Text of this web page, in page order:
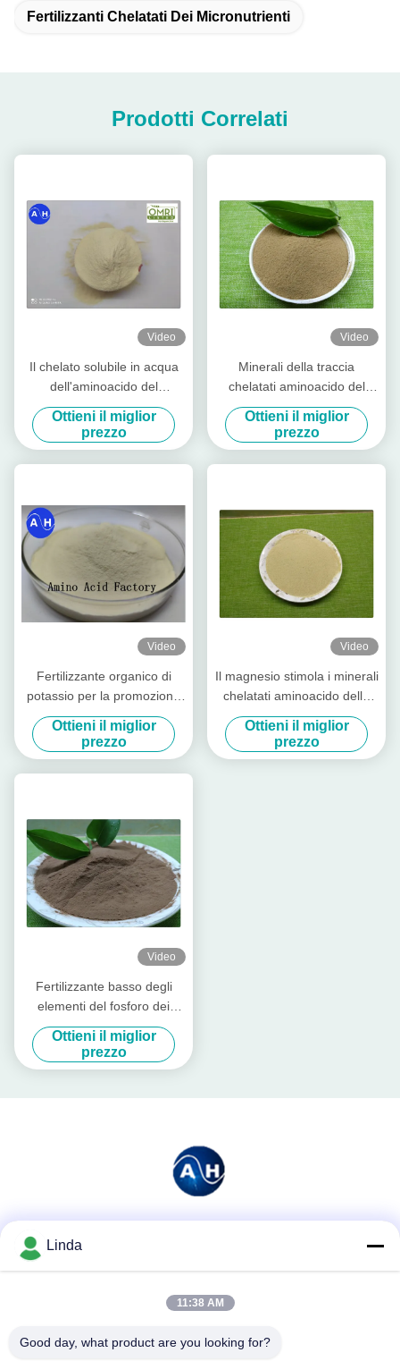
Fertilizzanti Chelatati Dei Micronutrienti
Prodotti Correlati
Video
Il chelato solubile in acqua
dell'aminoacido del
magnesio dello zinco del
boro spolverizza liberamente
Ottieni il miglior
prezzo
Video
Minerali della traccia
chelatati aminoacido del
potassio di 40% per la
piantatura della banana
Ottieni il miglior
prezzo
Video
Fertilizzante organico di
potassio per la promozione
della colorazione della frutta
Ottieni il miglior
prezzo
Video
Il magnesio stimola i minerali
chelatati aminoacido della
crescita di pianta per
fertilizzante organico fogliare
Ottieni il miglior
prezzo
Video
Fertilizzante basso degli
elementi del fosforo dei
minerali chelatato
aminoacido solubile della
polvere
Ottieni il miglior
prezzo
Linda
11:38 AM
Good day, what product are you looking for?